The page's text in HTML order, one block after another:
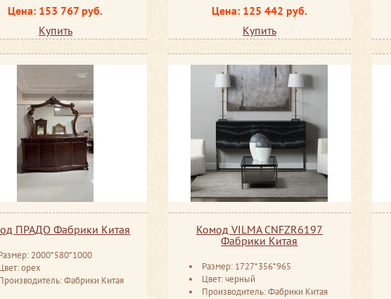
Цена: 153 767 руб.
Купить
Цена: 125 442 руб.
Купить
ПРАДО Фабрики Китая
2000*580*1000
орех
Фабрики Китая
Комод VILMA CNFZR6197
Фабрики Китая
Размер: 1727*356*965
Цвет: черный
Производитель: Фабрики Китая